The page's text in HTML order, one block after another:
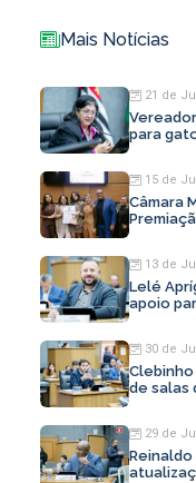
Mais Notícias
21 de
para
15 de
Câmara
13 de
Lelé
apoio
30 de
de salas
29 de